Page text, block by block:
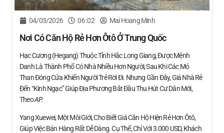
04/03/2026 06:02 Mai Hoang Minh
Nơi Có Căn Hộ Rẻ Hơn Ôtô Ở Trung Quốc
Hạc Cương (Hegang) Thuộc Tỉnh Hắc Long Giang, Được Mệnh
Danh Là Thành Phố Có Nhà Nhiều Hơn Người, Sau Khi Các Mỏ
Than Đóng Cửa Khiến Người Trẻ Rời Đi. Nhưng Gần Đây, Giá Nhà Rẻ
Đến “kinh Ngạc” Giúp Địa Phương Bắt Đầu Thu Hút Cư Dân Mới,
TheoAP.
Yang Xuewei, Một Môi Giới, Cho Biết Giá Căn Hộ Hiện Rẻ Hơn Ôtô,
Giúp Việc Bán Hàng Rất Dễ Dàng. Cụ Thể, Chỉ Với 3.000 USD, Khách